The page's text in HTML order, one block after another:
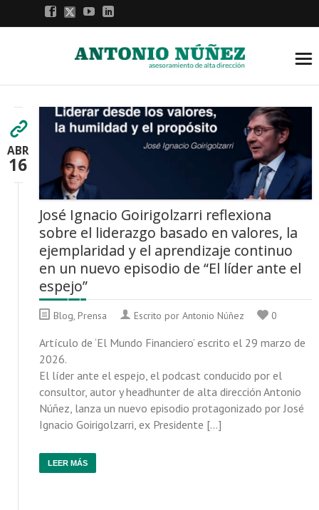
ABR
16
José Ignacio Goirigolzarri reflexiona
sobre el liderazgo basado en valores, la
ejemplaridad y el aprendizaje continuo
en un nuevo episodio de “El líder ante el
espejo”
Blog, Prensa Escrito por Antonio Núñez 0
Artículo de ‘El Mundo Financiero’ escrito el 29 marzo de
2026.
El líder ante el espejo, el podcast conducido por el
consultor, autor y headhunter de alta dirección Antonio
Núñez, lanza un nuevo episodio protagonizado por José
Ignacio Goirigolzarri, ex Presidente […]
LEER MÁS